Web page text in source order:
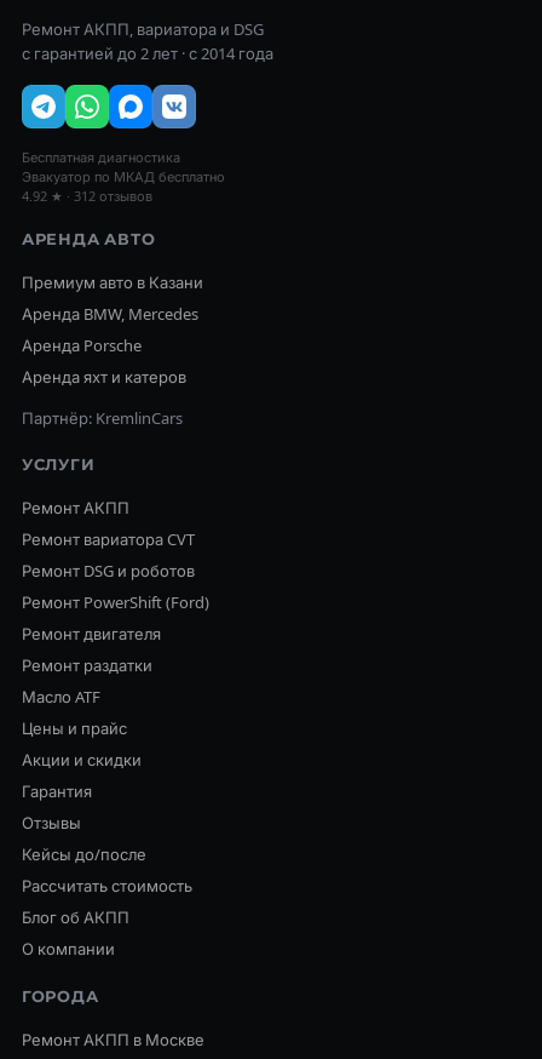
Ремонт АКПП, вариатора и DSG
с гарантией до 2 лет · с 2014 года
Бесплатная диагностика
Эвакуатор по МКАД бесплатно
4.92 ★ · 312 отзывов
АРЕНДА АВТО
Премиум авто в Казани
Аренда BMW, Mercedes
Аренда Porsche
Аренда яхт и катеров
Партнёр: KremlinCars
УСЛУГИ
Ремонт АКПП
Ремонт вариатора CVT
Ремонт DSG и роботов
Ремонт PowerShift (Ford)
Ремонт двигателя
Ремонт раздатки
Масло ATF
Цены и прайс
Акции и скидки
Гарантия
Отзывы
Кейсы до/после
Рассчитать стоимость
Блог об АКПП
О компании
ГОРОДА
Ремонт АКПП в Москве